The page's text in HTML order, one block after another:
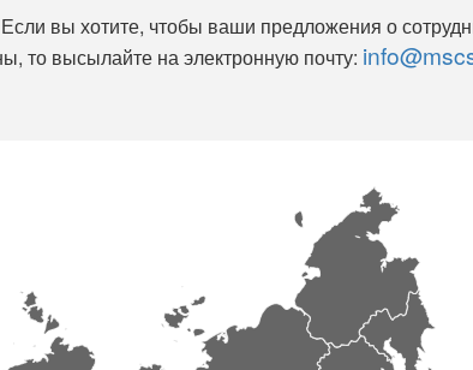
вы хотите, чтобы ваши предложения о
то высылайте на электронную почту: